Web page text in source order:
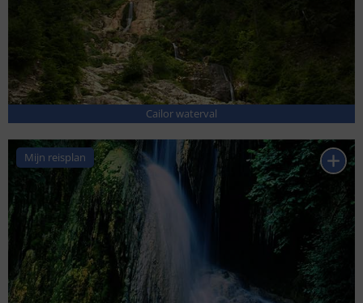
Cailor waterval
Mijn reisplan